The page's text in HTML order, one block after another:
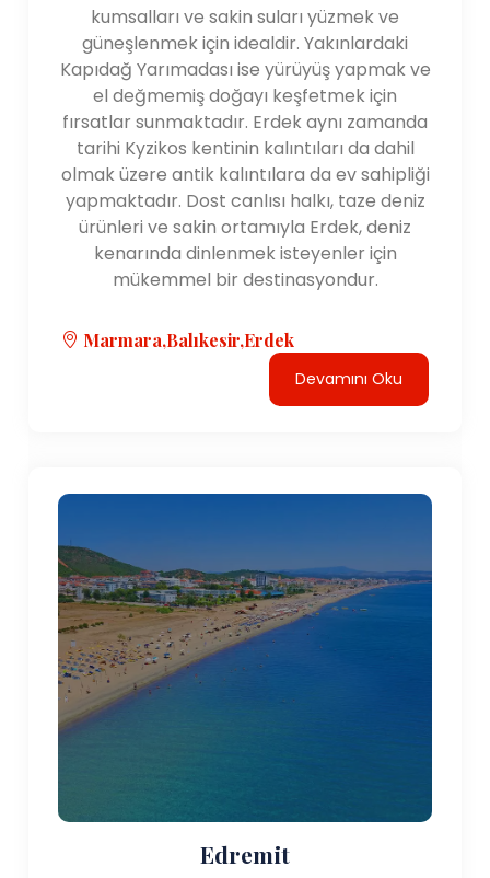
kumsalları ve sakin suları yüzmek ve
güneşlenmek için idealdir. Yakınlardaki
Kapıdağ Yarımadası ise yürüyüş yapmak ve
el değmemiş doğayı keşfetmek için
fırsatlar sunmaktadır. Erdek aynı zamanda
tarihi Kyzikos kentinin kalıntıları da dahil
olmak üzere antik kalıntılara da ev sahipliği
yapmaktadır. Dost canlısı halkı, taze deniz
ürünleri ve sakin ortamıyla Erdek, deniz
kenarında dinlenmek isteyenler için
mükemmel bir destinasyondur.
Marmara,Balıkesir,Erdek
Devamını Oku
Edremit